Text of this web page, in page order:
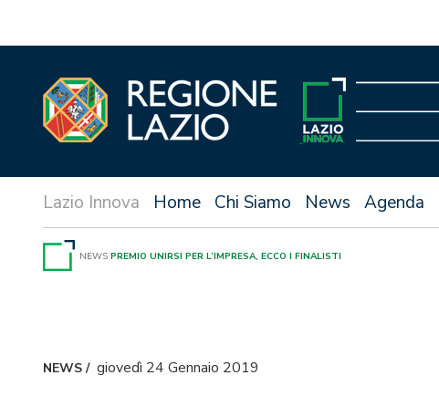
Home Chi Siamo News Agenda
NEWS PREMIO UNIRSI PER L’IMPRESA, ECCO I FINALISTI
NEWS/ giovedì 24 Gennaio 2019